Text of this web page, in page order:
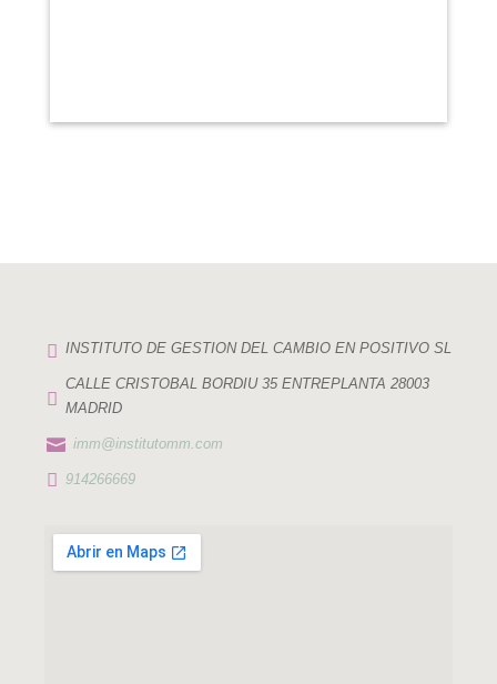
 INSTITUTO DE GESTION DEL CAMBIO EN POSITIVO SL

CALLE CRISTOBAL BORDIU 35 ENTREPLANTA 28003
MADRID
 imm@institutomm.com
 914266669